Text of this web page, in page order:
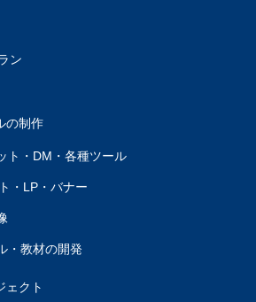
ン
の制作
ト・DM・各種ツール
・LP・バナー
・教材の開発
ェクト